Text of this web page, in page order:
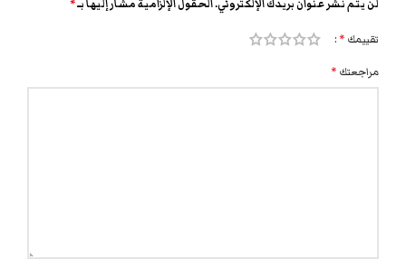
لن يتم نشر عنوان بريدك الإلكتروني.الحقول الإلزامية مشار إليها بـ*
تقييمك *
مراجعتك *